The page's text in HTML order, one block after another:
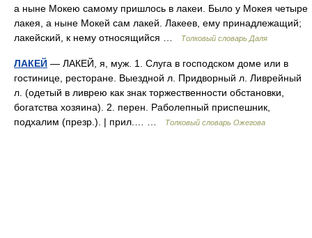
а ныне Мокею самому пришлось в лакеи. Было у Мокея четыре
лакея, а ныне Мокей сам лакей. Лакеев, ему принадлежащий;
лакейский, к нему относящийся …
Толковый словарь Даля
ЛАКЕЙ — ЛАКЕЙ, я, муж. 1. Слуга в господском доме или в
гостинице, ресторане. Выездной л. Придворный л. Ливрейный
л. (одетый в ливрею как знак торжественности обстановки,
богатства хозяина). 2. перен. Раболепный приспешник,
подхалим (презр.). | прил.… …
Толковый словарь Ожегова